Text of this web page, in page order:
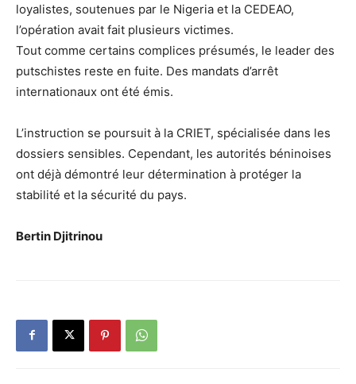
loyalistes, soutenues par le Nigeria et la CEDEAO,
l’opération avait fait plusieurs victimes.
Tout comme certains complices présumés, le leader des
putschistes reste en fuite. Des mandats d’arrêt
internationaux ont été émis.
L’instruction se poursuit à la CRIET, spécialisée dans les
dossiers sensibles. Cependant, les autorités béninoises
ont déjà démontré leur détermination à protéger la
stabilité et la sécurité du pays.
Bertin Djitrinou